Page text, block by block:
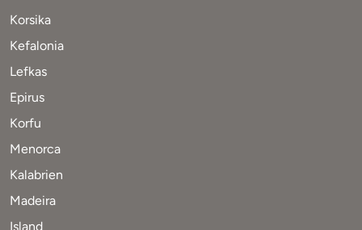
Korsika
Kefalonia
Lefkas
Epirus
Korfu
Menorca
Kalabrien
Madeira
Island